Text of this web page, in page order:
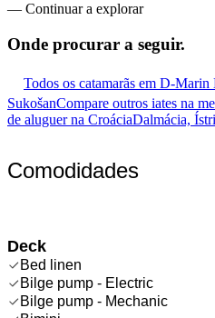
— Continuar a explorar
Onde procurar a seguir.
Todos os catamarãs em D-
SukošanCompare outros iates na
de aluguer na CroáciaDalmácia,
Comodidades
Deck
Bed linen
Bilge pump - Electric
Bilge pump - Mechanic